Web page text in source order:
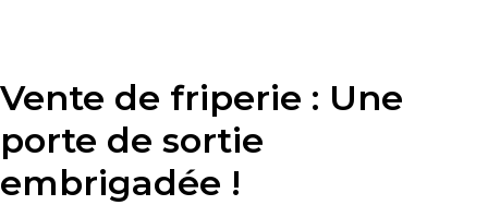
Vente de friperie : Une
porte de sortie
embrigadée !